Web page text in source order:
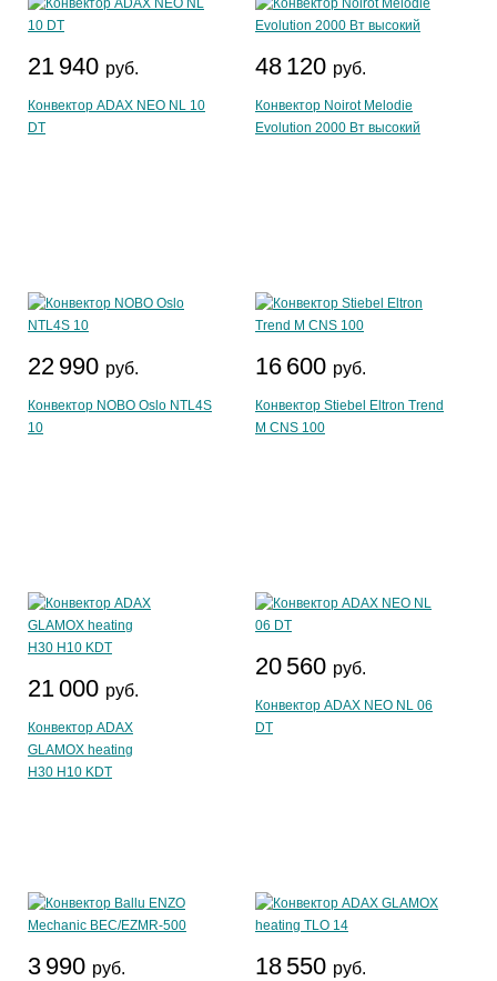
21 940 руб.
Конвектор ADAX NEO NL 10
DT
48 120 руб.
Конвектор Noirot Melodie
Evolution 2000 Вт высокий
22 990 руб.
Конвектор NOBO Oslo NTL4S
10
16 600 руб.
Конвектор Stiebel Eltron Trend
M CNS 100
21 000 руб.
Конвектор ADAX
GLAMOX heating
H30 H10 KDT
20 560 руб.
Конвектор ADAX NEO NL 06
DT
3 990 руб. 18 550 руб.